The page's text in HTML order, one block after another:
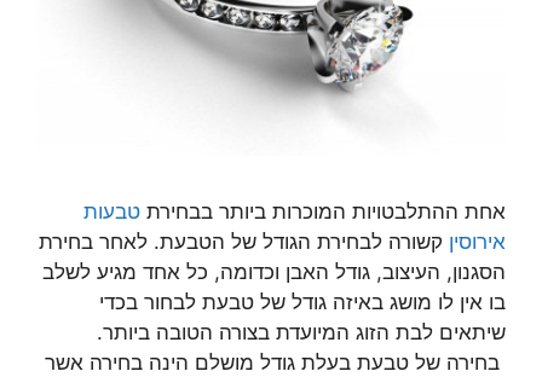
אחת ההתלבטויות המוכרות ביותר בבחירת טבעות
אירוסין קשורה לבחירת הגודל של הטבעת. לאחר בחירת
הסגנון, העיצוב, גודל האבן וכדומה, כל אחד מגיע לשלב
בו אין לו מושג באיזה גודל של טבעת לבחור בכדי
שיתאים לבת הזוג המיועדת בצורה הטובה ביותר.
בחירה של טבעת בעלת גודל מושלם הינה בחירה אשר